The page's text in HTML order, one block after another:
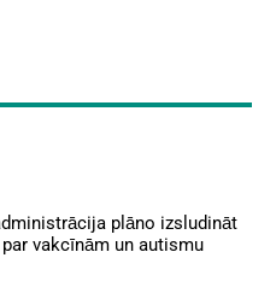
plāno izsludināt
vakcīnām un autismu